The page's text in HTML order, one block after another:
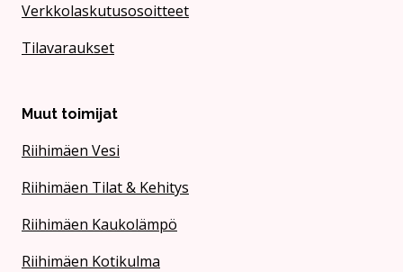
Verkkolaskutusosoitteet
Tilavaraukset
Muut toimijat
Riihimäen Vesi
Riihimäen Tilat & Kehitys
Riihimäen Kaukolämpö
Riihimäen Kotikulma